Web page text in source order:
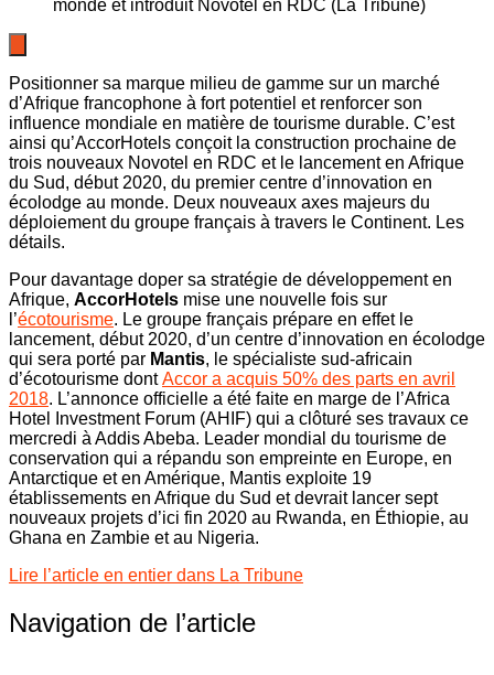
Positionner sa marque milieu de gamme sur un marché
d’Afrique francophone à fort potentiel et renforcer son
influence mondiale en matière de tourisme durable. C’est
ainsi qu’AccorHotels conçoit la construction prochaine de
trois nouveaux Novotel en RDC et le lancement en Afrique
du Sud, début 2020, du premier centre d’innovation en
écolodge au monde. Deux nouveaux axes majeurs du
déploiement du groupe français à travers le Continent. Les
détails.
Pour davantage doper sa stratégie de développement en
Afrique, AccorHotels mise une nouvelle fois sur
l’écotourisme. Le groupe français prépare en effet le
lancement, début 2020, d’un centre d’innovation en écolodge
qui sera porté par Mantis, le spécialiste sud-africain
d’écotourisme dontAccor a acquis 50% des parts en avril
2018. L’annonce officielle a été faite en marge de l’Africa
Hotel Investment Forum (AHIF) qui a clôturé ses travaux ce
mercredi à Addis Abeba. Leader mondial du tourisme de
conservation qui a répandu son empreinte en Europe, en
Antarctique et en Amérique, Mantis exploite 19
établissements en Afrique du Sud et devrait lancer sept
nouveaux projets d’ici fin 2020 au Rwanda, en Éthiopie, au
Ghana en Zambie et au Nigeria.
Lire l’article en entier dans La Tribune
Navigation de l’article